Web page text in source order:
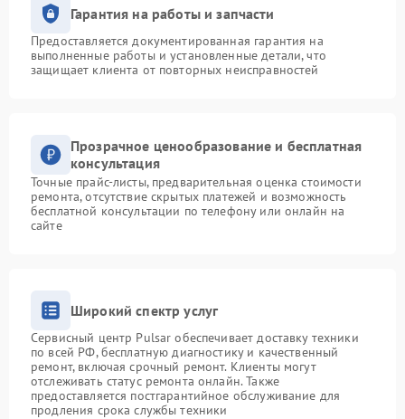
Гарантия на работы и запчасти
Предоставляется документированная гарантия на
выполненные работы и установленные детали, что
защищает клиента от повторных неисправностей
Прозрачное ценообразование и бесплатная
консультация
Точные прайс-листы, предварительная оценка стоимости
ремонта, отсутствие скрытых платежей и возможность
бесплатной консультации по телефону или онлайн на
сайте
Широкий спектр услуг
Сервисный центр Pulsar обеспечивает доставку техники
по всей РФ, бесплатную диагностику и качественный
ремонт, включая срочный ремонт. Клиенты могут
отслеживать статус ремонта онлайн. Также
предоставляется постгарантийное обслуживание для
продления срока службы техники